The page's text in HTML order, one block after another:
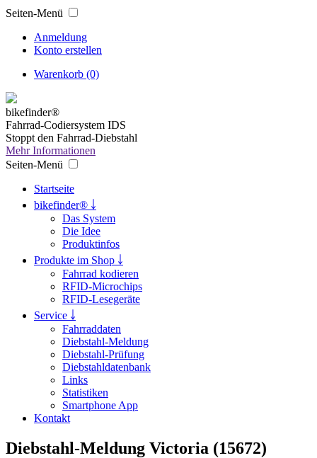
Seiten-Menü
Anmeldung
Konto erstellen
Warenkorb (0)
bikefinder®
Fahrrad-Codiersystem IDS
Stoppt den Fahrrad-Diebstahl
Mehr Informationen
Seiten-Menü
Startseite
bikefinder® ￬
Das System
Die Idee
Produktinfos
Produkte im Shop ￬
Fahrrad kodieren
RFID-Microchips
RFID-Lesegeräte
Service ￬
Fahrraddaten
Diebstahl-Meldung
Diebstahl-Prüfung
Diebstahldatenbank
Links
Statistiken
Smartphone App
Kontakt
Diebstahl-Meldung Victoria (15672)